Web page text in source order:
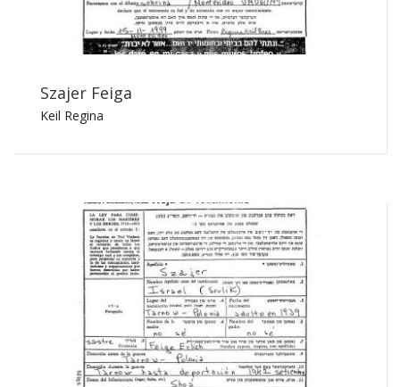
Szajer Feiga
Keil Regina